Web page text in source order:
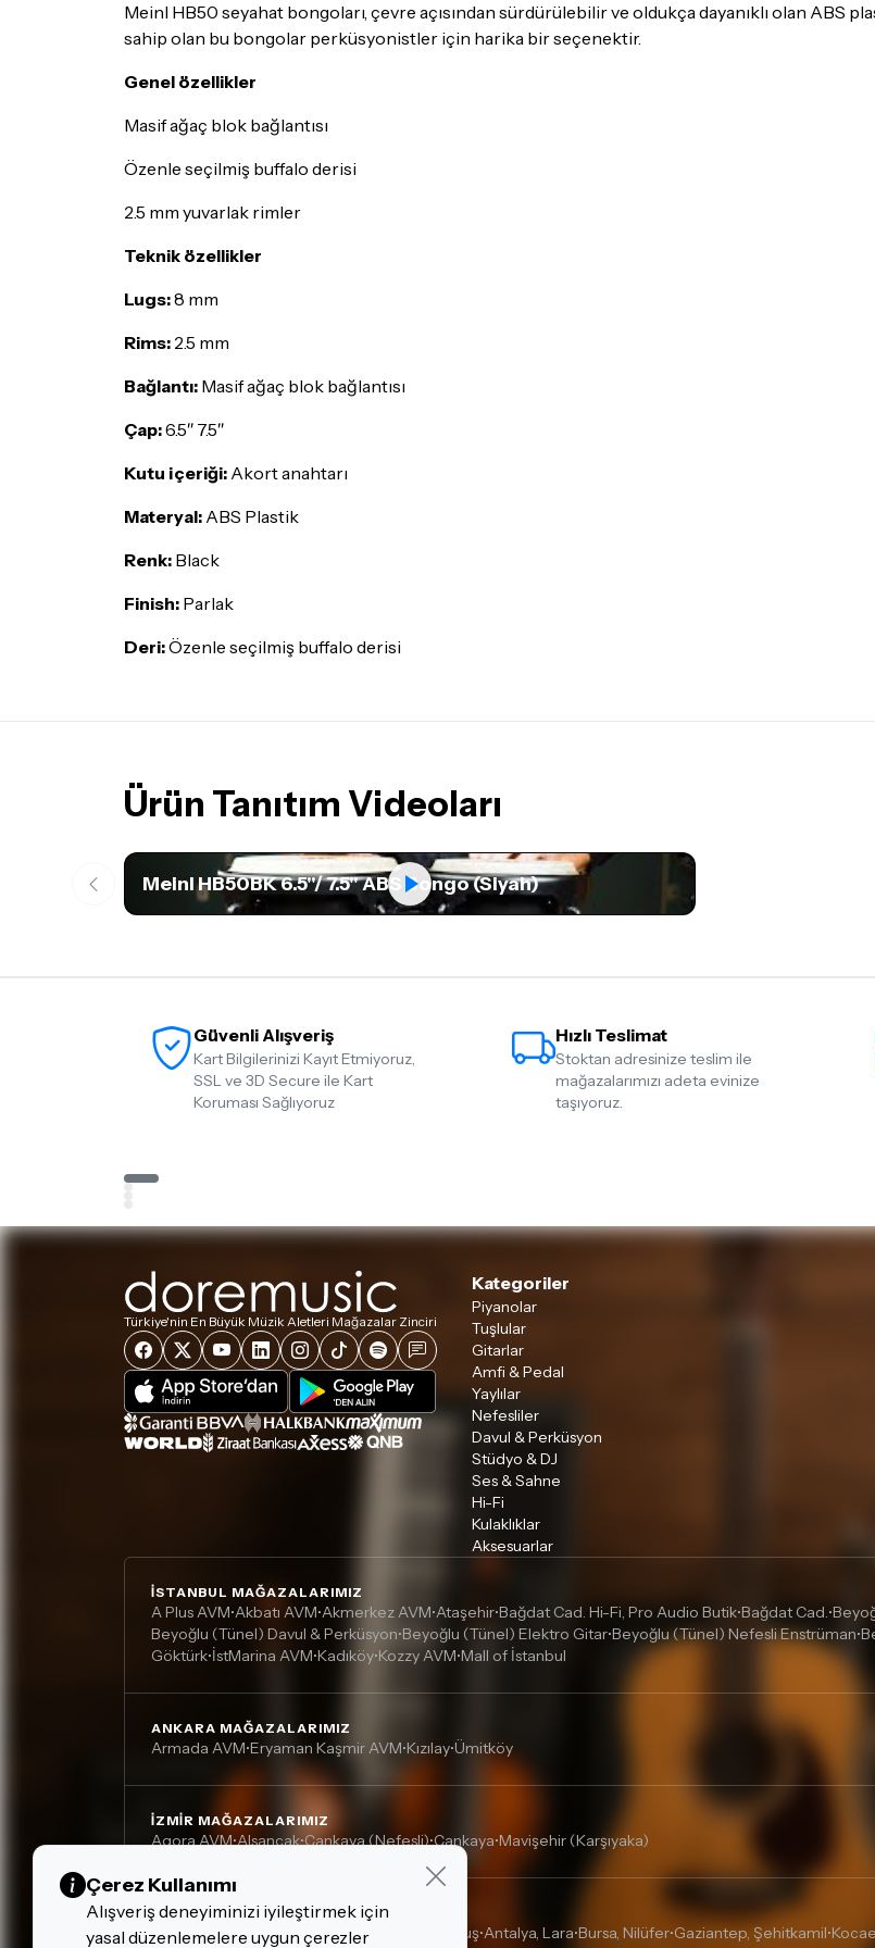
Meinl HB50 seyahat bongoları, çevre açısından sürdürülebilir ve oldukça dayanıklı olan ABS
sahip olan bu bongolar perküsyonistler için harika bir seçenektir.
Genel özellikler
Masif ağaç blok bağlantısı
Özenle seçilmiş buffalo derisi
2.5 mm yuvarlak rimler
Teknik özellikler
Lugs:8 mm
Rims: 2.5 mm
Bağlantı: Masif ağaç blok bağlantısı
Çap:6.5″ 7.5″
Kutu içeriği: Akort anahtarı
Materyal: ABS Plastik
Renk: Black
Finish: Parlak
Deri:Özenle seçilmiş buffalo derisi
Ürün Tanıtım Videoları
Meinl HB50BK 6.5''/ 7.5'' ABS Bongo (Siyah)
Güvenli Alışveriş
Kart Bilgilerinizi Kayıt Etmiyoruz,
SSL ve 3D Secure ile Kart
Koruması Sağlıyoruz
Hızlı Teslimat
Stoktan adresinize teslim ile
mağazalarımızı adeta evinize
taşıyoruz.
Türkiye'nin En Büyük Müzik Aletleri Mağazalar Zinciri
Kategoriler
Piyanolar
Tuşlular
Gitarlar
Amfi & Pedal
Yaylılar
Nefesliler
Davul & Perküsyon
Stüdyo & DJ
Ses & Sahne
Hi-Fi
Kulaklıklar
Aksesuarlar
İSTANBUL MAĞAZALARIMIZ
A Plus AVM•Akbatı AVM•Akmerkez AVM•Ataşehir•Bağdat Cad. Hi-Fi, Pro Audio Butik•Bağdat Cad.•
Beyoğlu (Tünel) Davul & Perküsyon•Beyoğlu (Tünel) Elektro Gitar•Beyoğlu (Tünel) Nefesli Enstrüman•
Göktürk•İstMarina AVM•Kadıköy•Kozzy AVM•Mall of İstanbul
ANKARA MAĞAZALARIMIZ
Armada AVM•Eryaman Kaşmir AVM•Kızılay•Ümitköy
İZMIR MAĞAZALARIMIZ
Agora AVM•Alsancak•Çankaya (Nefesli)•Çankaya•Mavişehir (Karşıyaka)
DIĞER MAĞAZALARIMIZ
Adana, Çukurova - Turgut Özal• Adana, Kurtuluş•Antalya, Lara•Bursa, Nilüfer•Gaziantep, Şehitkamil•
Çerez Kullanımı
Alışveriş deneyiminizi iyileştirmek için
yasal düzenlemelere uygun çerezler